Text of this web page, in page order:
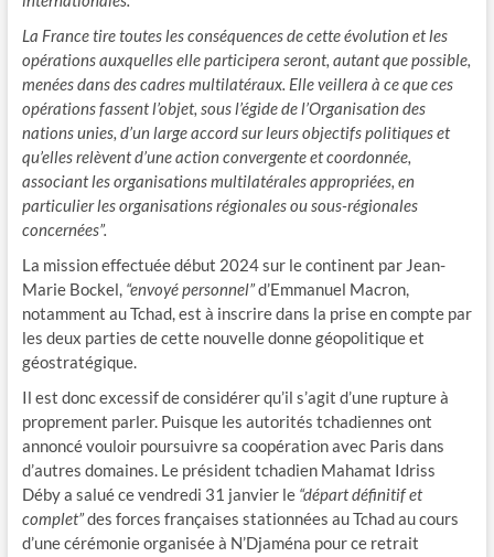
La France tire toutes les conséquences de cette évolution et les
opérations auxquelles elle participera seront, autant que possible,
menées dans des cadres multilatéraux. Elle veillera à ce que ces
opérations fassent l’objet, sous l’égide de l’Organisation des
nations unies, d’un large accord sur leurs objectifs politiques et
qu’elles relèvent d’une action convergente et coordonnée,
associant les organisations multilatérales appropriées, en
particulier les organisations régionales ou sous-régionales
concernées”.
La mission effectuée début 2024 sur le continent par Jean-
Marie Bockel, “envoyé personnel”d’Emmanuel Macron,
notamment au Tchad, est à inscrire dans la prise en compte par
les deux parties de cette nouvelle donne géopolitique et
géostratégique.
Il est donc excessif de considérer qu’il s’agit d’une rupture à
proprement parler. Puisque les autorités tchadiennes ont
annoncé vouloir poursuivre sa coopération avec Paris dans
d’autres domaines. Le président tchadien Mahamat Idriss
Déby a salué ce vendredi 31 janvier le “départ définitif et
complet”des forces françaises stationnées au Tchad au cours
d’une cérémonie organisée à N’Djaména pour ce retrait